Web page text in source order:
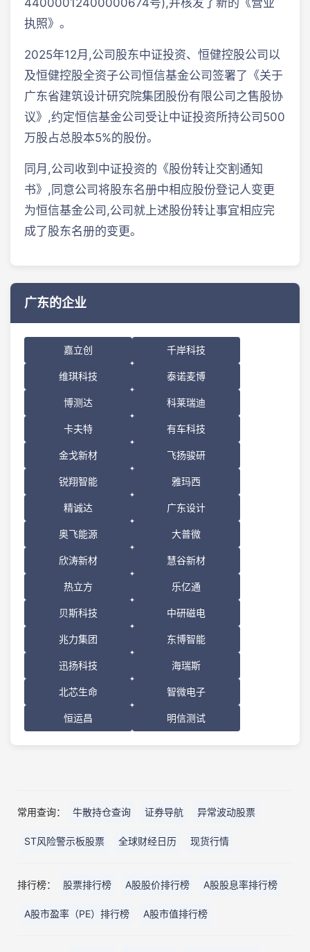
44000012400000674号),并核发了新的《营业
执照》。
2025年12月,公司股东中证投资、恒健控股公司以
及恒健控股全资子公司恒信基金公司签署了《关于
广东省建筑设计研究院集团股份有限公司之售股协
议》,约定恒信基金公司受让中证投资所持公司500
万股占总股本5%的股份。
同月,公司收到中证投资的《股份转让交割通知
书》,同意公司将股东名册中相应股份登记人变更
为恒信基金公司,公司就上述股份转让事宜相应完
成了股东名册的变更。
广东的企业
嘉立创 千岸科技
维琪科技 泰诺麦博
博测达 科莱瑞迪
卡夫特 有车科技
金戈新材 飞扬骏研
锐翔智能 雅玛西
精诚达 广东设计
奥飞能源 大普微
欣涛新材 慧谷新材
热立方 乐亿通
贝斯科技 中研磁电
兆力集团 东博智能
迅扬科技 海瑞斯
北芯生命 智微电子
恒运昌 明信测试
常用查询： 牛散持仓查询 证券导航 异常波动股票
ST风险警示板股票 全球财经日历 现货行情
排行榜： 股票排行榜 A股股价排行榜 A股股息率排行榜
A股市盈率（PE）排行榜 A股市值排行榜